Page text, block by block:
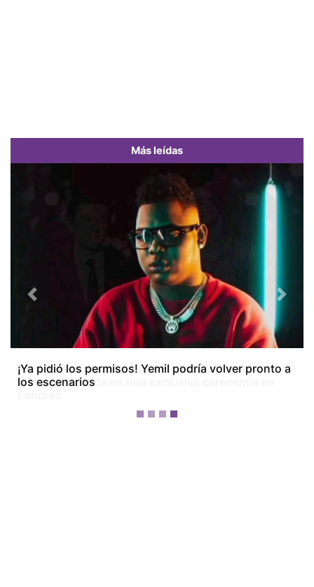
Más leídas
¡Dos meses después! Tom Holland y Zendaya
festejan su boda en una exclusiva ceremonia en
Previous Next